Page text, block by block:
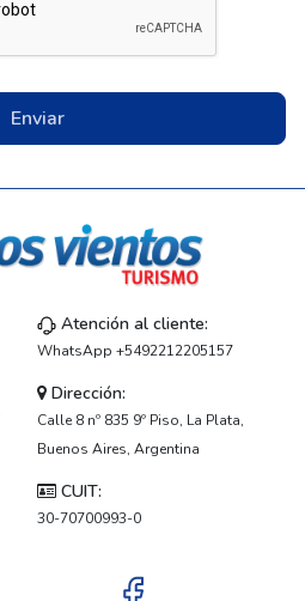
Enviar
Atención al cliente:
WhatsApp +5492212205157
Dirección:
Calle 8 nº 835 9º Piso, La Plata,
Buenos Aires, Argentina
CUIT:
30-70700993-0